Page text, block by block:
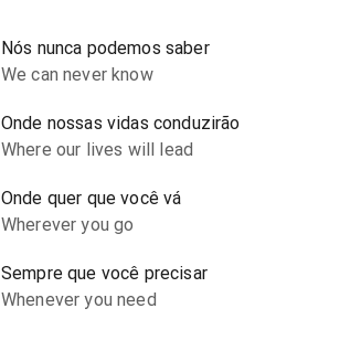
Nós nunca podemos saber
We can never know
Onde nossas vidas conduzirão
Where our lives will lead
Onde quer que você vá
Wherever you go
Sempre que você precisar
Whenever you need